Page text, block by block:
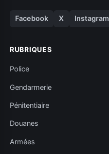
Facebook X Instagram
RUBRIQUES
Police
Gendarmerie
Pénitentiaire
Douanes
Armées